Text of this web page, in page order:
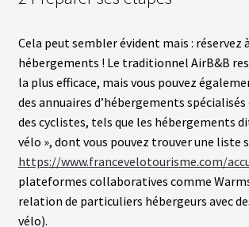
Cela peut sembler évident mais : réservez
hébergements ! Le traditionnel AirB&B
la plus efficace, mais vous pouvez
des annuaires d’hébergements spécialisés
des cyclistes, tels que les hébergements
vélo », dont vous pouvez trouver une liste
https://www.francevelotourisme.com/
plateformes collaboratives comme
relation de particuliers hébergeurs avec
vélo).